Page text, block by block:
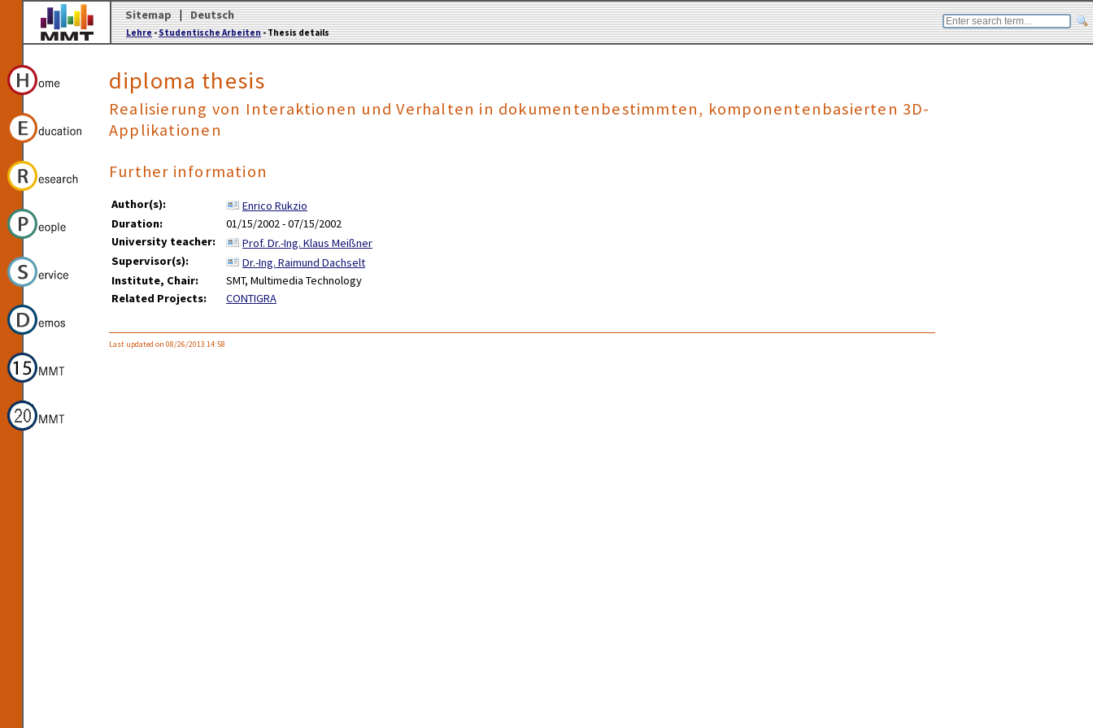
Sitemap | Deutsch
Lehre-Studentische Arbeiten- Thesis details
diploma thesis
Realisierung von Interaktionen und Verhalten in dokumentenbestimmten, komponentenbasierten 3D-
Applikationen
Further information
Author(s):
Enrico Rukzio
Duration:
01/15/2002 - 07/15/2002
University teacher:
Prof. Dr.-Ing. Klaus Meißner
Supervisor(s):
Dr.-Ing. Raimund Dachselt
Institute, Chair:
SMT, Multimedia Technology
Related Projects:
CONTIGRA
Last updated on 08/26/2013 14:58